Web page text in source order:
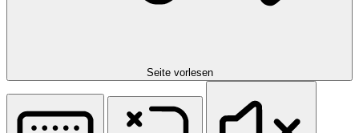
Seite vorlesen